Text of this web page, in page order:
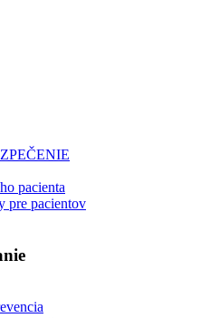
pacienta
pre pacientov